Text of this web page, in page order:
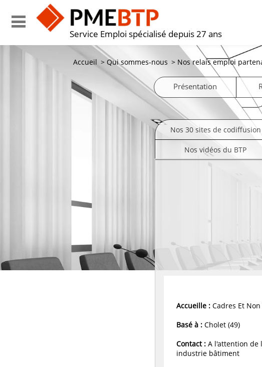
Service Emploi spécialisé depuis 27 ans
Accueil > Qui sommes-nous > Nos relais emploi
Présentation
Nos 30 sites de codiffusion
Nos vidéos du BTP
Accueille : Cadres Et
Basé à : Cholet (49)
Contact : A l'attention de
industrie bâtiment